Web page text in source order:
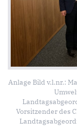
Anlage Bild v.l.nr.:
Vorsitzender des